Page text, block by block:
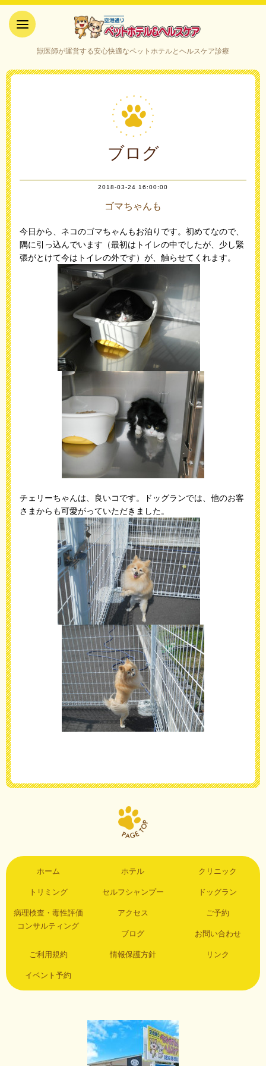
ケア｜山口県宇部市
獣医師が運営する安心快適なペットホテルとヘルスケア診療
ブログ
2018-03-24 16:00:00
ゴマちゃんも
今日から、ネコのゴマちゃんもお泊りです。初めてなので、
隅に引っ込んでいます（最初はトイレの中でしたが、少し緊
張がとけて今はトイレの外です）が、触らせてくれます。
チェリーちゃんは、良いコです。ドッグランでは、他のお客
さまからも可愛がっていただきました。
ホーム ホテル クリニック
トリミング セルフシャンプー ドッグラン
病理検査・毒性評価
コンサルティング
アクセス ご予約
ブログ お問い合わせ
ご利用規約 情報保護方針 リンク
イベント予約